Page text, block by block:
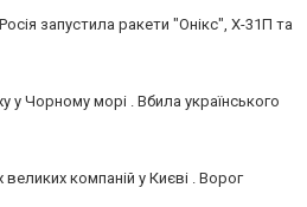
запустила ракети "Онікс", Х-31П та
у Чорному морі . Вбила українського
компаній у Києві . Ворог